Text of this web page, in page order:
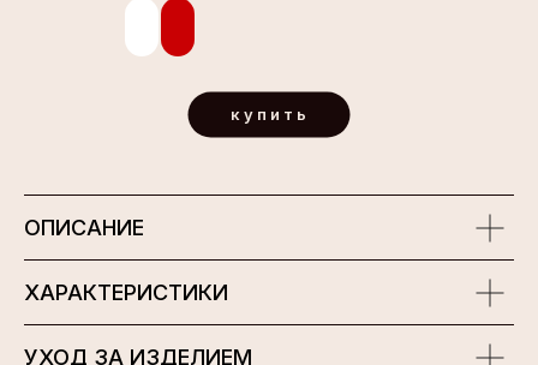
купить
ОПИСАНИЕ
ХАРАКТЕРИСТИКИ
УХОД ЗА ИЗДЕЛИЕМ